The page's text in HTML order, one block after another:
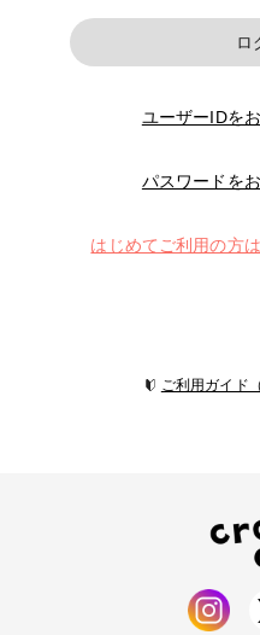
ロ
ユーザーIDを
パスワードを
はじめてご利用の方
ご利用ガイド